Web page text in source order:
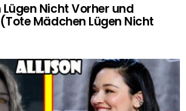
Nicht Vorher und
Mädchen Lügen Nicht